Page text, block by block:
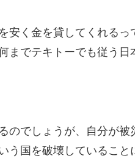
安く金を貸してくれるっ
までテキトーでも従う日
のでしょうが、自分が被
う国を破壊していること